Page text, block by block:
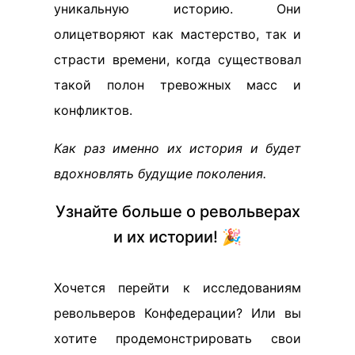
уникальную историю. Они
олицетворяют как мастерство, так и
страсти времени, когда существовал
такой полон тревожных масс и
конфликтов.
Как раз именно их история и будет
вдохновлять будущие поколения.
Узнайте больше о револьверах
и их истории! 🎉
Хочется перейти к исследованиям
револьверов Конфедерации? Или вы
хотите продемонстрировать свои